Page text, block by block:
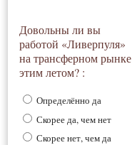
Довольны ли вы
работой «Ливерпуля»
на трансферном рынке
этим летом? :
Определённо да
Скорее да, чем нет
Скорее нет, чем да